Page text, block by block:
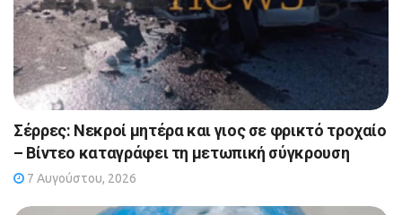
Σέρρες: Νεκροί μητέρα και γιος σε φρικτό τροχαίο
– Βίντεο καταγράφει τη μετωπική σύγκρουση
7 Αυγούστου, 2026